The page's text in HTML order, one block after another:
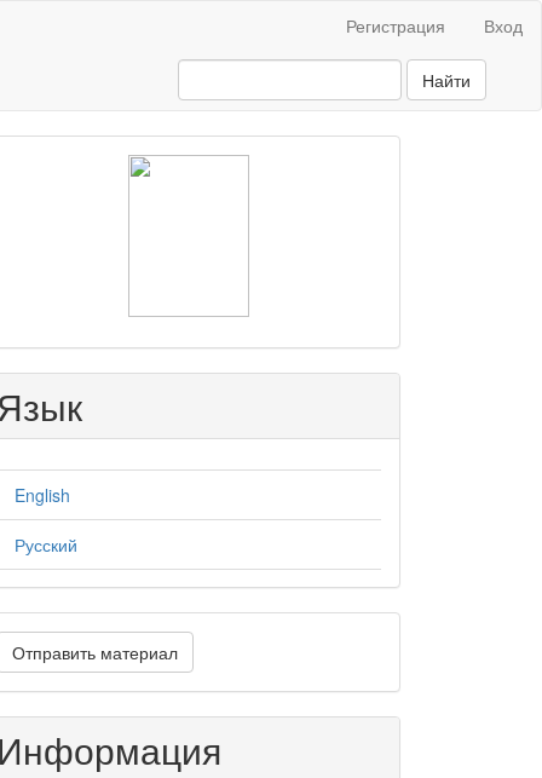
Регистрация Вход
Найти
English
Русский
Отправить материал
Информация